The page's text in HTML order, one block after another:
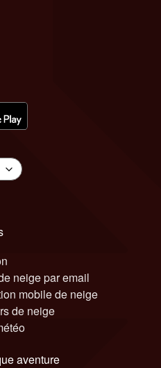
neige par email
mobile de neige
de neige
aventure